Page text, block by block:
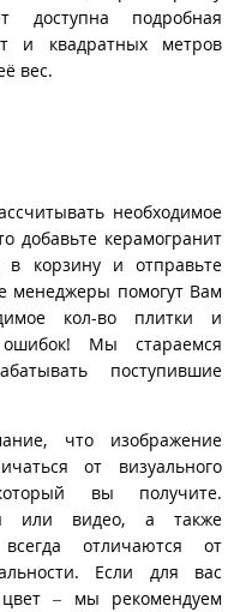
подробная
и квадратных метров
вес.
необходимое
добавьте керамогранит
корзину и отправьте
менеджеры помогут Вам
кол-во плитки и
Мы стараемся
поступившие
что изображение
от визуального
вы получите.
или видео, а также
отличаются от
Если для вас
– мы рекомендуем